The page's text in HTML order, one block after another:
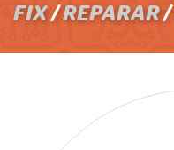
FIX/REPARAR/